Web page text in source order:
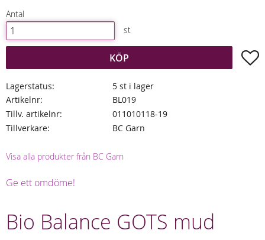
Antal
st
KÖP
Lagerstatus
5 st i lager
Artikelnr
BL019
Tillv. artikelnr
011010118-19
Tillverkare
BC Garn
Visa alla produkter från BC Garn
Ge ett omdöme!
Bio Balance GOTS mud